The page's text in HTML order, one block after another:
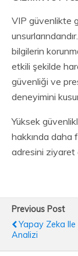
VIP güvenlikte
bilgilerin
etkili şekilde
güvenliği ve
deneyimini
Yüksek
hakkında daha
adresini ziyaret
Previous Post
Yapay Zeka
Analizi